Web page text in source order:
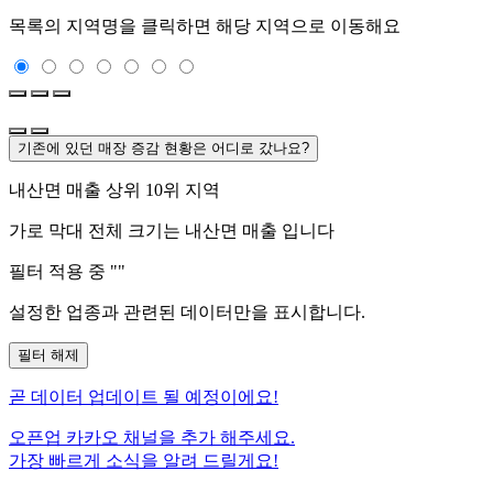
목록의 지역명을 클릭하면 해당 지역으로 이동해요
기존에 있던 매장 증감 현황은 어디로 갔나요?
내산면 매출 상위 10위 지역
가로 막대 전체 크기는 내산면 매출 입니다
필터 적용 중 ""
설정한 업종과 관련된 데이터만을 표시합니다.
필터 해제
곧 데이터 업데이트 될 예정이에요!
오픈업 카카오 채널을 추가 해주세요.
가장 빠르게 소식을 알려 드릴게요!